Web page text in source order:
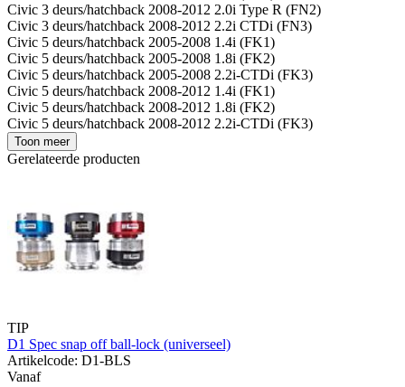
Civic 3 deurs/hatchback 2008-2012 2.0i Type R (FN2)
Civic 3 deurs/hatchback 2008-2012 2.2i CTDi (FN3)
Civic 5 deurs/hatchback 2005-2008 1.4i (FK1)
Civic 5 deurs/hatchback 2005-2008 1.8i (FK2)
Civic 5 deurs/hatchback 2005-2008 2.2i-CTDi (FK3)
Civic 5 deurs/hatchback 2008-2012 1.4i (FK1)
Civic 5 deurs/hatchback 2008-2012 1.8i (FK2)
Civic 5 deurs/hatchback 2008-2012 2.2i-CTDi (FK3)
Toon meer
Gerelateerde producten
TIP
D1 Spec snap off ball-lock (universeel)
Artikelcode: D1-BLS
Vanaf